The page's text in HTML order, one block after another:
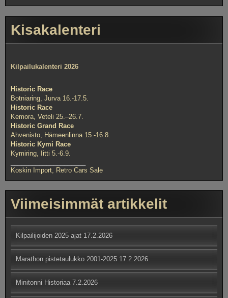
Kisakalenteri
Kilpailukalenteri 2026
Historic Race
Botniaring, Jurva 16.-17.5.
Historic Race
Kemora, Veteli 25.–26.7.
Historic Grand Race
Ahvenisto, Hämeenlinna 15.-16.8.
Historic Kymi Race
Kymiring, Iitti 5.-6.9.
Koskin Import, Retro Cars Sale
Viimeisimmät artikkelit
Kilpailijoiden 2025 ajat 17.2.2026
Marathon pistetaulukko 2001-2025 17.2.2026
Minitonni Historiaa 7.2.2026